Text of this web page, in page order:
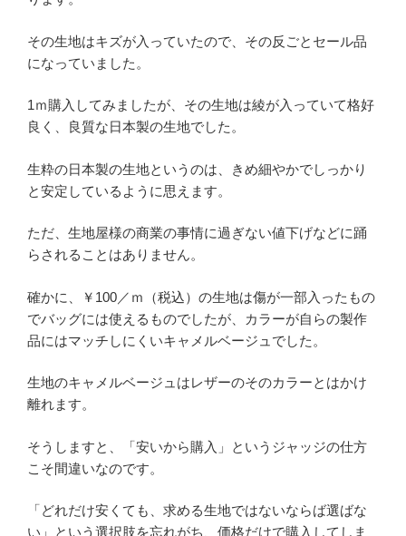
その生地はキズが入っていたので、その反ごとセール品
になっていました。
1ｍ購入してみましたが、その生地は綾が入っていて格好
良く、良質な日本製の生地でした。
生粋の日本製の生地というのは、きめ細やかでしっかり
と安定しているように思えます。
ただ、生地屋様の商業の事情に過ぎない値下げなどに踊
らされることはありません。
確かに、￥100／ｍ（税込）の生地は傷が一部入ったもの
でバッグには使えるものでしたが、カラーが自らの製作
品にはマッチしにくいキャメルベージュでした。
生地のキャメルベージュはレザーのそのカラーとはかけ
離れます。
そうしますと、「安いから購入」というジャッジの仕方
こそ間違いなのです。
「どれだけ安くても、求める生地ではないならば選ばな
い」という選択肢を忘れがち、価格だけで購入してしま